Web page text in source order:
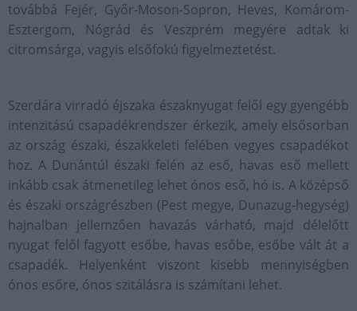
továbbá Fejér, Győr-Moson-Sopron, Heves, Komárom-
Esztergom, Nógrád és Veszprém megyére adtak ki
citromsárga, vagyis elsőfokú figyelmeztetést.
Szerdára virradó éjszaka északnyugat felől egy gyengébb
intenzitású csapadékrendszer érkezik, amely elsősorban
az ország északi, északkeleti felében vegyes csapadékot
hoz. A Dunántúl északi felén az eső, havas eső mellett
inkább csak átmenetileg lehet ónos eső, hó is. A középső
és északi országrészben (Pest megye, Dunazug-hegység)
hajnalban jellemzően havazás várható, majd délelőtt
nyugat felől fagyott esőbe, havas esőbe, esőbe vált át a
csapadék. Helyenként viszont kisebb mennyiségben
ónos esőre, ónos szitálásra is számítani lehet.